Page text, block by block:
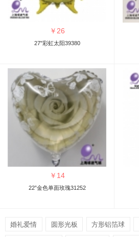
￥ 26
27"彩虹太阳39380
￥ 14
22”金色单面玫瑰31252
婚礼爱情 圆形光板 方形铝箔球